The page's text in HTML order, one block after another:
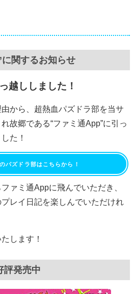
関するお知らせ
越ししました！
から、超熱血パズドラ部を当サ
故郷である“ファミ通App”に引っ
た！
パズドラ部はこちらから！
ァミ通Appに飛んでいただき、
レイ日記を楽しんでいただけれ
します！
評発売中